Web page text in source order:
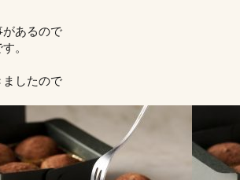
あるので
。
ましたので